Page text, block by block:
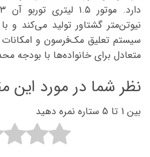
سیستم تعلیق مک‌فرسون و امکانات
متعادل برای خانواده‌ها با بودجه
نظر شما در مورد این
بین 1 تا 5 ستاره نمره دهید